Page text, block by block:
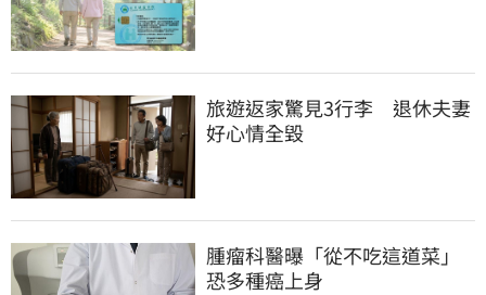
旅遊返家驚見3行李　退休夫妻
好心情全毀
腫瘤科醫曝「從不吃這道菜」
恐多種癌上身